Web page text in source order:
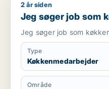
Jeg søger job som
2 år siden
Jeg søger job som
Jeg søger job som
Type
Køkkenmedarbejder
Område